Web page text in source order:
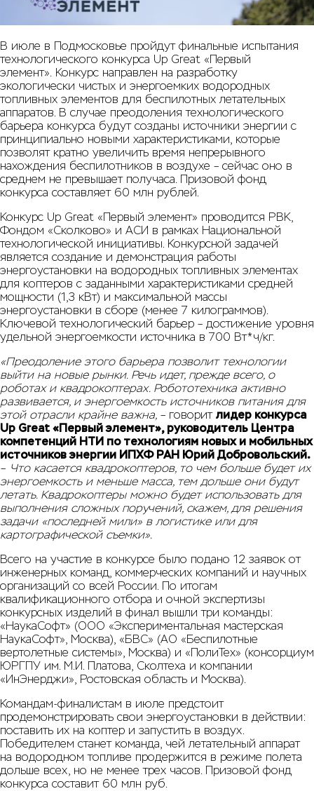
В июле в Подмосковье пройдут финальные испытания
технологического конкурса Up Great «Первый
элемент». Конкурс направлен на разработку
экологически чистых и энергоемких водородных
топливных элементов для беспилотных летательных
аппаратов. В случае преодоления технологического
барьера конкурса будут созданы источники энергии с
принципиально новыми характеристиками, которые
позволят кратно увеличить время непрерывного
нахождения беспилотников в воздухе – сейчас оно в
среднем не превышает получаса. Призовой фонд
конкурса составляет 60 млн рублей.
Конкурс Up Great «Первый элемент» проводится РВК,
Фондом «Сколково» и АСИ в рамках Национальной
технологической инициативы. Конкурсной задачей
является создание и демонстрация работы
энергоустановки на водородных топливных элементах
для коптеров с заданными характеристиками средней
мощности (1,3 кВт) и максимальной массы
энергоустановки в сборе (менее 7 килограммов).
Ключевой технологический барьер – достижение уровня
удельной энергоемкости источника в 700 Вт*ч/кг.
«Преодоление этого барьера позволит технологии
выйти на новые рынки. Речь идет, прежде всего, о
роботах и квадрокоптерах. Робототехника активно
развивается, и энергоемкость источников питания для
этой отрасли крайне важна, – говорит лидер конкурса
Up Great «Первый элемент», руководитель Центра
компетенций НТИ по технологиям новых и мобильных
источников энергии ИПХФ РАН Юрий Добровольский.
– Что касается квадрокоптеров, то чем больше будет их
энергоемкость и меньше масса, тем дольше они будут
летать. Квадрокоптеры можно будет использовать для
выполнения сложных поручений, скажем, для решения
задачи «последней мили» в логистике или для
картографической съемки».
Всего на участие в конкурсе было подано 12 заявок от
инженерных команд, коммерческих компаний и научных
организаций со всей России. По итогам
квалификационного отбора и очной экспертизы
конкурсных изделий в финал вышли три команды:
«НаукаСофт» (ООО «Экспериментальная мастерская
НаукаСофт», Москва), «БВС» (АО «Беспилотные
вертолетные системы», Москва) и «ПолиТех» (консорциум
ЮРГПУ им. М.И. Платова, Сколтеха и компании
«ИнЭнерджи», Ростовская область и Москва).
Командам-финалистам в июле предстоит
продемонстрировать свои энергоустановки в действии:
поставить их на коптер и запустить в воздух.
Победителем станет команда, чей летательный аппарат
на водородном топливе продержится в режиме полета
дольше всех, но не менее трех часов. Призовой фонд
конкурса составит 60 млн руб.